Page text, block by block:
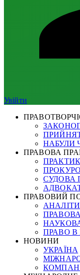
Увійти
НАБУЛИ
ПРАВОВА
СУДОВА
ПРАВОВИЙ
ПРАВО В
НОВИНИ
УКРАЇНА